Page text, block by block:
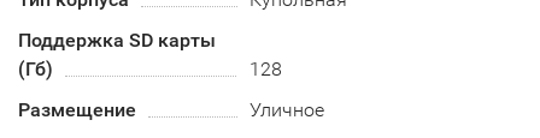
Поддержка SD карты
(Гб)
128
Размещение
Уличное